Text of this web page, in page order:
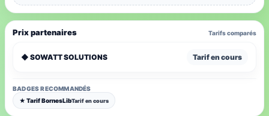
Prix partenaires Tarifs comparés
◆ SOWATT SOLUTIONS Tarif en cours
BADGES RECOMMANDÉS
★ Tarif BornesLibTarif en cours